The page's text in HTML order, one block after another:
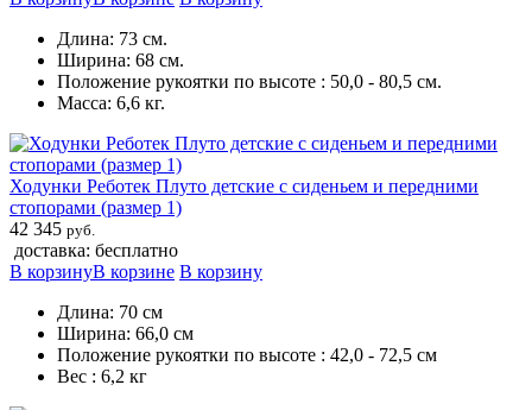
Длина: 73 см.
Ширина: 68 см.
Положение рукоятки по высоте : 50,0 - 80,5 см.
Масса: 6,6 кг.
Ходунки Реботек Плуто детские с сиденьем и передними
стопорами (размер 1)
42 345 руб.
доставка: бесплатно
В корзинуВ корзине В корзину
Длина: 70 см
Ширина: 66,0 см
Положение рукоятки по высоте : 42,0 - 72,5 см
Вес : 6,2 кг